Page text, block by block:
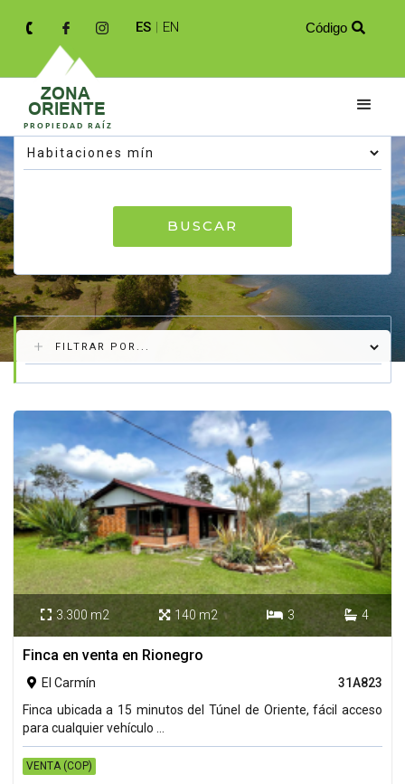
ES | EN Código 
Resultados de tu búsqueda
BUSCAR
 3.300 m2  140 m2  3  4
Finca en venta en Rionegro
 El Carmín
31A823
Finca ubicada a 15 minutos del Túnel de Oriente, fácil acceso
para cualquier vehículo ...
VENTA (COP)